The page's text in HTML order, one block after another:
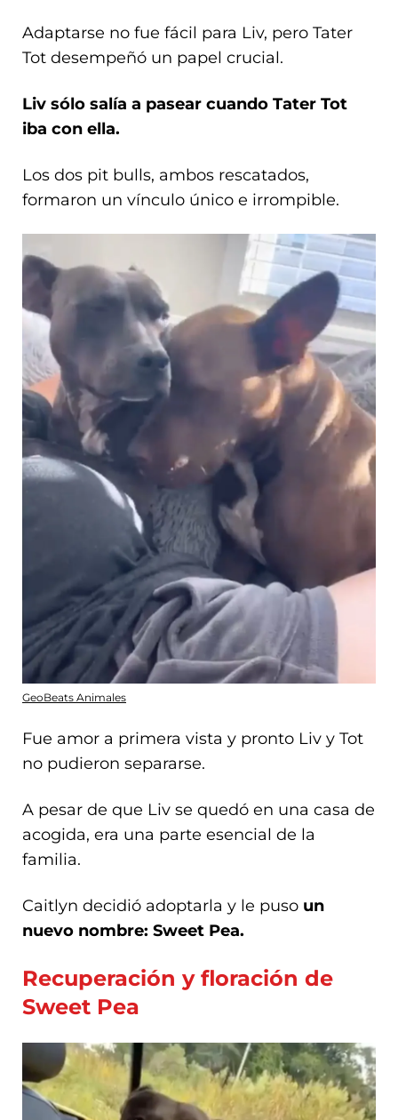
Adaptarse no fue fácil para Liv, pero Tater
Tot desempeñó un papel crucial.
Liv sólo salía a pasear cuando Tater Tot
iba con ella.
Los dos pit bulls, ambos rescatados,
formaron un vínculo único e irrompible.
GeoBeats Animales
Fue amor a primera vista y pronto Liv y Tot
no pudieron separarse.
A pesar de que Liv se quedó en una casa de
acogida, era una parte esencial de la
familia.
Caitlyn decidió adoptarla y le puso un
nuevo nombre: Sweet Pea.
Recuperación y floración de
Sweet Pea